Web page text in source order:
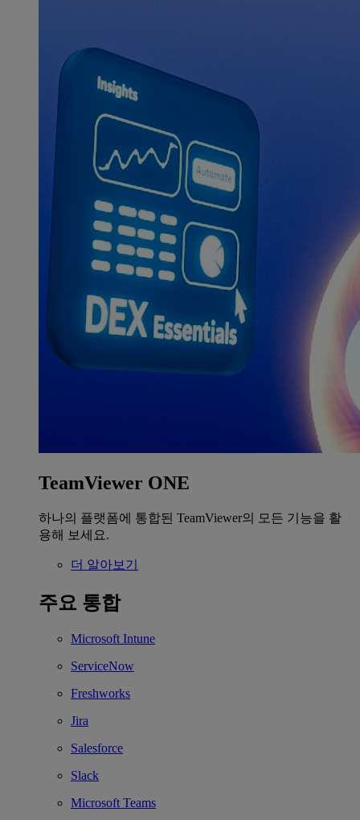
TeamViewer ONE
하나의 플랫폼에 통합된 TeamViewer의 모든 기능을 활
용해 보세요.
더 알아보기
주요 통합
Microsoft Intune
ServiceNow
Freshworks
Jira
Salesforce
Slack
Microsoft Teams